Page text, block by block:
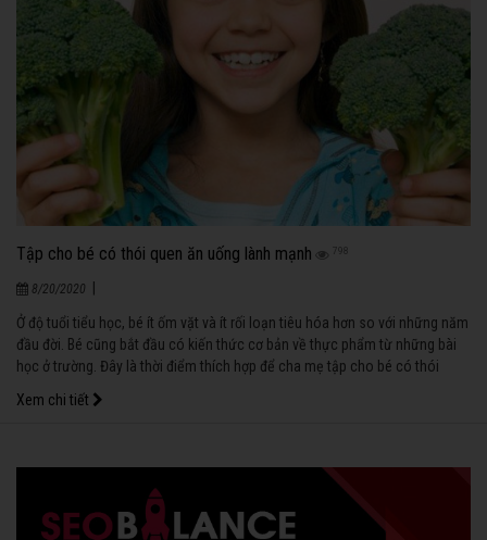
Tập cho bé có thói quen ăn uống lành mạnh 798
8/20/2020
Ở độ tuổi tiểu học, bé ít ốm vặt và ít rối loạn tiêu hóa hơn so với những năm
đầu đời. Bé cũng bắt đầu có kiến thức cơ bản về thực phẩm từ những bài
học ở trường. Đây là thời điểm thích hợp để cha mẹ tập cho bé có thói
quen ăn uống tốt, làm nền tảng cho bé phát triển khỏe mạnh sau này.
Xem chi tiết